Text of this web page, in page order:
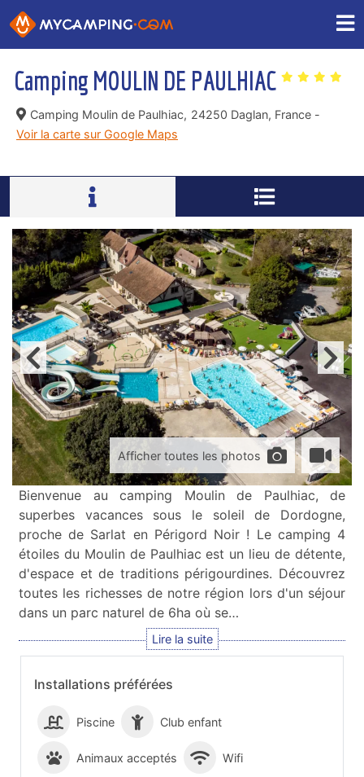
Camping MOULIN DE PAULHIAC
Camping Moulin de Paulhiac, 24250 Daglan, France -
Voir la carte sur Google Maps
Installations préférées
Piscine Club enfant
Animaux acceptés Wifi
Afficher toutes les photos
Bienvenue au camping Moulin de Paulhiac, de
superbes vacances sous le soleil de Dordogne,
proche de Sarlat en Périgord Noir ! Le camping 4
étoiles du Moulin de Paulhiac est un lieu de détente,
d'espace et de traditions périgourdines. Découvrez
toutes les richesses de notre région lors d'un séjour
dans un parc naturel de 6ha où se…